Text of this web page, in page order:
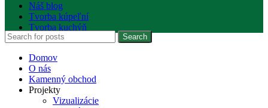
Náš blog
Tvorba kúpeľní
Tvorba kuchýň
Search
Domov
O nás
Kamenný obchod
Projekty
Vizualizácie